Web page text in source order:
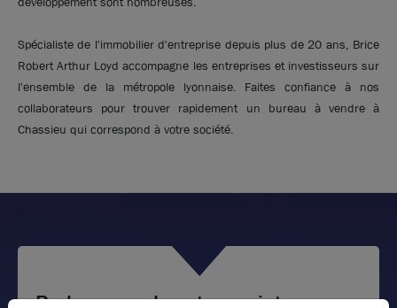
Spécialiste de l'immobilier d'entreprise depuis plus de 20 ans, Brice
Robert Arthur Loyd accompagne les entreprises et investisseurs sur
l'ensemble de la métropole lyonnaise. Faites confiance à nos
collaborateurs pour trouver rapidement un bureau à vendre à
Chassieu qui correspond à votre société.
Parlez-nous de votre projet